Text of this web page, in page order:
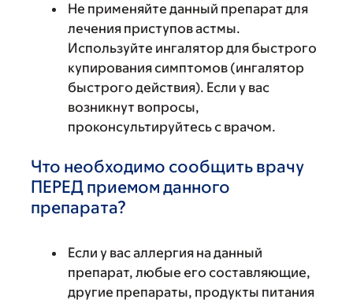
Не применяйте данный препарат для
лечения приступов астмы.
Используйте ингалятор для быстрого
купирования симптомов (ингалятор
быстрого действия). Если у вас
возникнут вопросы,
проконсультируйтесь с врачом.
Что необходимо сообщить врачу
ПЕРЕД приемом данного
препарата?
Если у вас аллергия на данный
препарат, любые его составляющие,
другие препараты, продукты питания